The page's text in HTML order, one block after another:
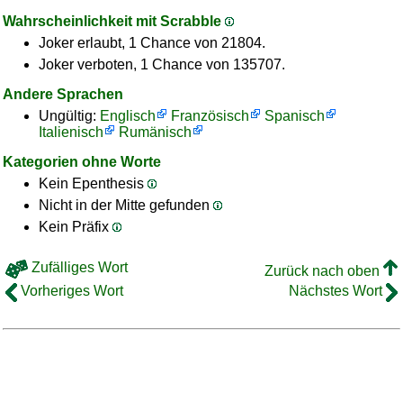
Wahrscheinlichkeit mit Scrabble
Joker erlaubt, 1 Chance von 21804.
Joker verboten, 1 Chance von 135707.
Andere Sprachen
Ungültig: Englisch Französisch
Spanisch
Italienisch
Rumänisch
Kategorien ohne Worte
Kein Epenthesis
Nicht in der Mitte gefunden
Kein Präfix
Zufälliges Wort
Zurück nach oben
Vorheriges Wort
Nächstes Wort